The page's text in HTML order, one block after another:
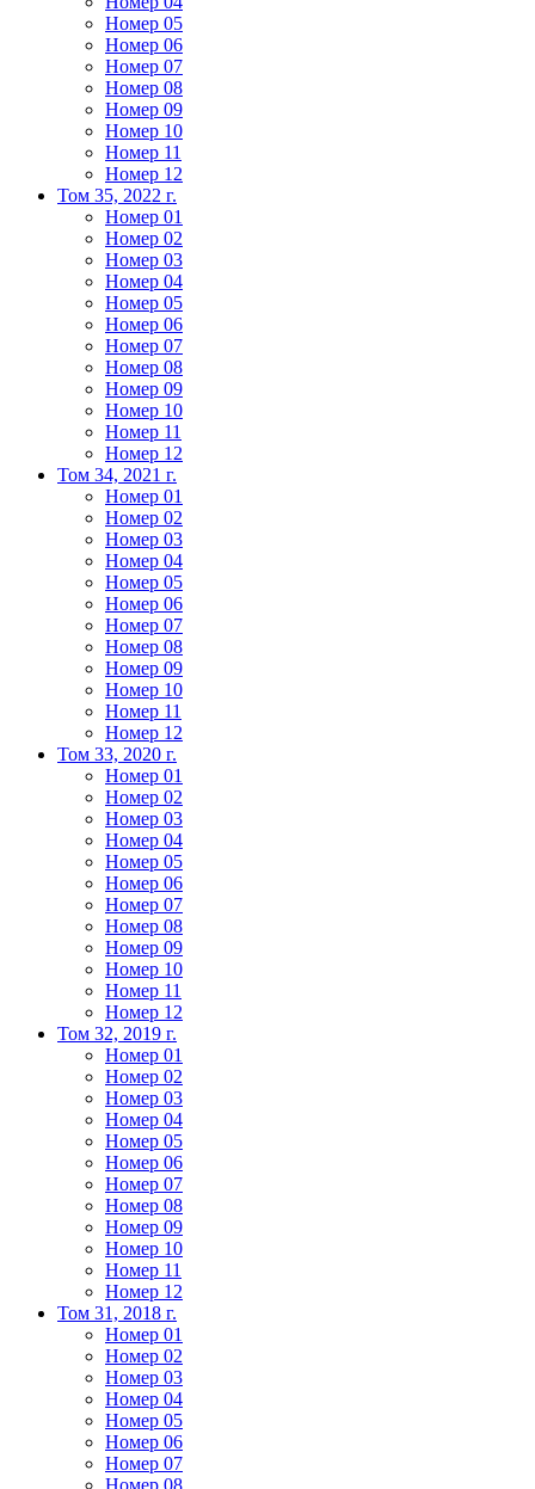
Номер 05
Номер 06
Номер 07
Номер 08
Номер 09
Номер 10
Номер 11
Номер 12
Том 35, 2022 г.
Номер 01
Номер 02
Номер 03
Номер 04
Номер 05
Номер 06
Номер 07
Номер 08
Номер 09
Номер 10
Номер 11
Номер 12
Том 34, 2021 г.
Номер 01
Номер 02
Номер 03
Номер 04
Номер 05
Номер 06
Номер 07
Номер 08
Номер 09
Номер 10
Номер 11
Номер 12
Том 33, 2020 г.
Номер 01
Номер 02
Номер 03
Номер 04
Номер 05
Номер 06
Номер 07
Номер 08
Номер 09
Номер 10
Номер 11
Номер 12
Том 32, 2019 г.
Номер 01
Номер 02
Номер 03
Номер 04
Номер 05
Номер 06
Номер 07
Номер 08
Номер 09
Номер 10
Номер 11
Номер 12
Том 31, 2018 г.
Номер 01
Номер 02
Номер 03
Номер 04
Номер 05
Номер 06
Номер 07
Номер 08